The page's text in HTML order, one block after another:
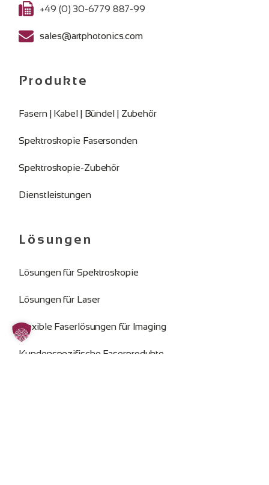
+49 (0) 30-6779 887-99
sales@artphotonics.com
Produkte
Fasern | Kabel | Bündel | Zubehör
Spektroskopie Fasersonden
Spektroskopie-Zubehör
Dienstleistungen
Lösungen
Lösungen für Spektroskopie
Lösungen für Laser
Flexible Faserlösungen für Imaging
Kundenspezifische Faserprodukte